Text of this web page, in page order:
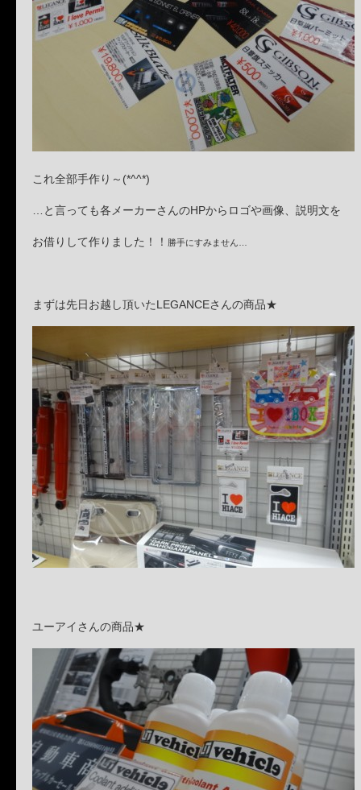
これ全部手作り～(*^^*)
…と言っても各メーカーさんのHPからロゴや画像、説明文を
お借りして作りました！！ 勝手にすみません…
まずは先日お越し頂いたLEGANCEさんの商品★
ユーアイさんの商品★